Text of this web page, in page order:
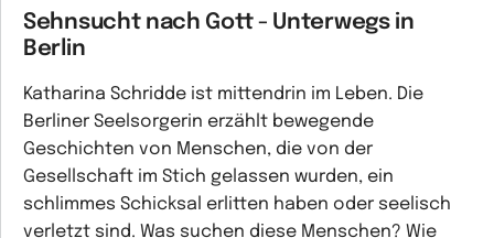
Sehnsucht nach Gott - Unterwegs in
Berlin
Katharina Schridde ist mittendrin im Leben. Die
Berliner Seelsorgerin erzählt bewegende
Geschichten von Menschen, die von der
Gesellschaft im Stich gelassen wurden, ein
schlimmes Schicksal erlitten haben oder seelisch
verletzt sind. Was suchen diese Menschen? Wie